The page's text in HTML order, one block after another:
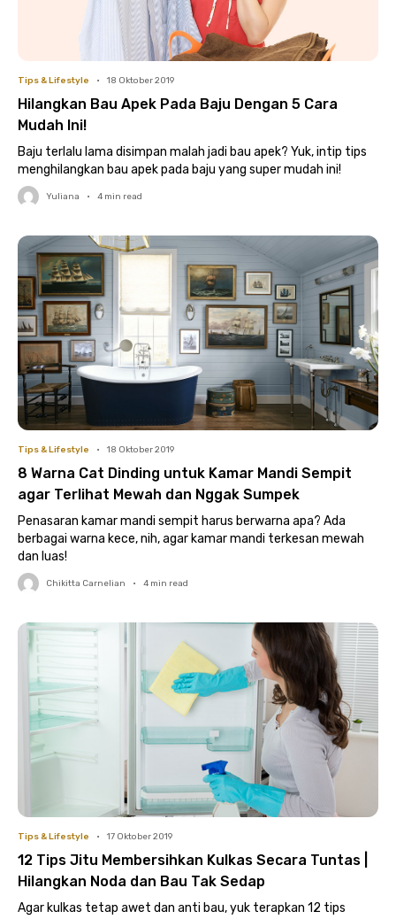
Tips & Lifestyle • 18 Oktober 2019
Hilangkan Bau Apek Pada Baju Dengan 5 Cara
Mudah Ini!
Baju terlalu lama disimpan malah jadi bau apek? Yuk, intip tips
menghilangkan bau apek pada baju yang super mudah ini!
Yuliana • 4 min read
Tips & Lifestyle • 18 Oktober 2019
8 Warna Cat Dinding untuk Kamar Mandi Sempit
agar Terlihat Mewah dan Nggak Sumpek
Penasaran kamar mandi sempit harus berwarna apa? Ada
berbagai warna kece, nih, agar kamar mandi terkesan mewah
dan luas!
Chikitta Carnelian • 4 min read
Tips & Lifestyle • 17 Oktober 2019
12 Tips Jitu Membersihkan Kulkas Secara Tuntas |
Hilangkan Noda dan Bau Tak Sedap
Agar kulkas tetap awet dan anti bau, yuk terapkan 12 tips